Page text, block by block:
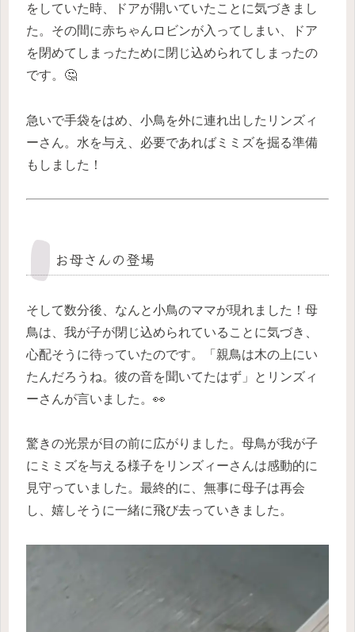
をしていた時、ドアが開いていたことに気づきまし
た。その間に赤ちゃんロビンが入ってしまい、ドア
を閉めてしまったために閉じ込められてしまったの
です。🤔
急いで手袋をはめ、小鳥を外に連れ出したリンズィ
ーさん。水を与え、必要であればミミズを掘る準備
もしました！
お母さんの登場
そして数分後、なんと小鳥のママが現れました！母
鳥は、我が子が閉じ込められていることに気づき、
心配そうに待っていたのです。「親鳥は木の上にい
たんだろうね。彼の音を聞いてたはず」とリンズィ
ーさんが言いました。👀
驚きの光景が目の前に広がりました。母鳥が我が子
にミミズを与える様子をリンズィーさんは感動的に
見守っていました。最終的に、無事に母子は再会
し、嬉しそうに一緒に飛び去っていきました。